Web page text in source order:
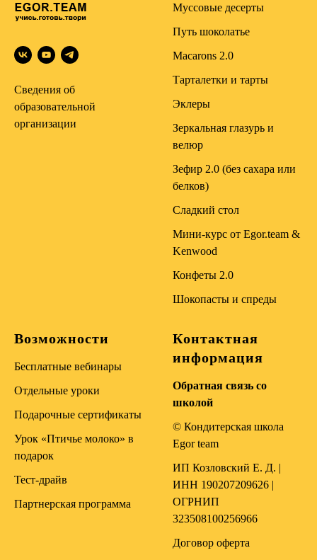
Сведения об
образовательной
организации
Муссовые десерты
Путь шоколатье
Macarons 2.0
Тарталетки и тарты
Эклеры
Зеркальная глазурь и
велюр
Зефир 2.0 (без сахара или
белков)
Сладкий стол
Мини-курс от Egor.team &
Kenwood
Конфеты 2.0
Шокопасты и спреды
Возможности
Бесплатные вебинары
Отдельные уроки
Подарочные сертификаты
Урок «Птичье молоко» в
подарок
Тест-драйв
Партнерская программа
Контактная
информация
Обратная связь со
школой
© Кондитерская школа
Egor team
ИП Козловский Е. Д. |
ИНН 190207209626 |
ОГРНИП
323508100256966
Договор оферта